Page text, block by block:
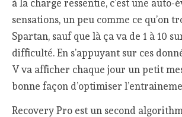
à la charge ressentie, c’est une auto-
sensations, un peu comme ce qu’on
Spartan, sauf que là ça va de 1 à 10
difficulté. En s’appuyant sur ces
V va afficher chaque jour un petit
bonne façon d’optimiser
Recovery Pro est un second